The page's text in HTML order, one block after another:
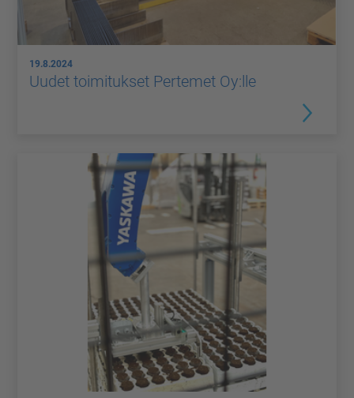
19.8.2024
Uudet toimitukset Pertemet Oy:lle